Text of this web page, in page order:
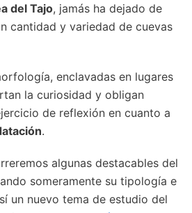
del Tajo, jamás ha dejado de
cantidad y variedad de cuevas
enclavadas en lugares
la curiosidad y obligan
de reflexión en cuanto a
.
algunas destacables del
someramente su tipología e
un nuevo tema de estudio del